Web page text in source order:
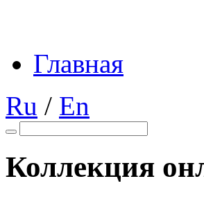
Главная
Ru / En
Коллекция